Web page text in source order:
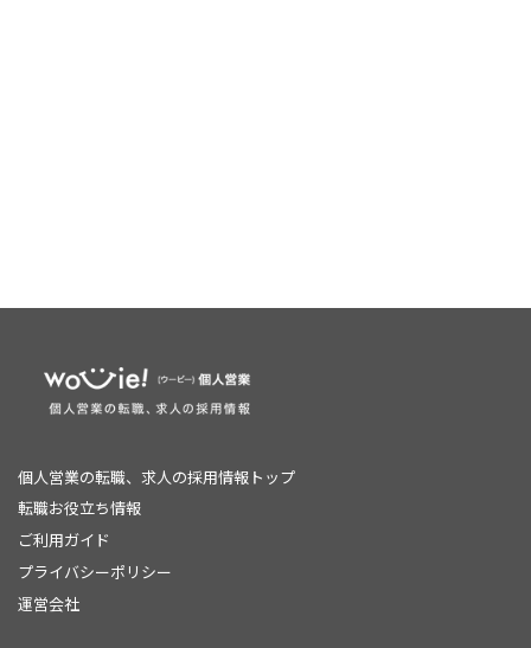
個人営業の転職、求人の採用情報トップ
転職お役立ち情報
ご利用ガイド
プライバシーポリシー
運営会社